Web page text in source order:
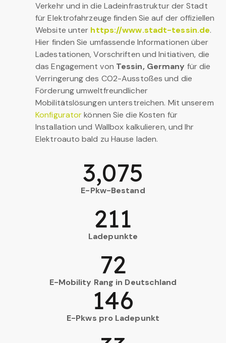
Verkehr und in die Ladeinfrastruktur der Stadt
für Elektrofahrzeuge finden Sie auf der offiziellen
Website unter https://www.stadt-tessin.de.
Hier finden Sie umfassende Informationen über
Ladestationen, Vorschriften und Initiativen, die
das Engagement von Tessin, Germany für die
Verringerung des CO2-Ausstoßes und die
Förderung umweltfreundlicher
Mobilitätslösungen unterstreichen. Mit unserem
Konfiguratorkönnen Sie die Kosten für
Installation und Wallbox kalkulieren, und Ihr
Elektroauto bald zu Hause laden.
E-Pkw-Bestand
3,075
Ladepunkte
211
E-Mobility Rang in Deutschland
72
E-Pkws pro Ladepunkt
146